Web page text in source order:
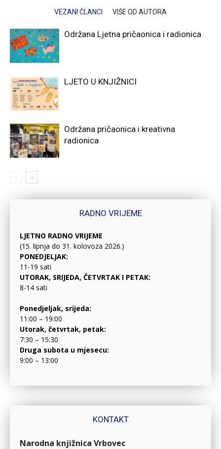
VEZANI ČLANCI VIŠE OD AUTORA
Održana Ljetna pričaonica i radionica
LJETO U KNJIŽNICI
Održana pričaonica i kreativna
radionica
RADNO VRIJEME
LJETNO RADNO VRIJEME
(15. lipnja do 31. kolovoza 2026.)
PONEDJELJAK:
11-19 sati
UTORAK, SRIJEDA, ČETVRTAK I PETAK:
8-14 sati
Ponedjeljak, srijeda:
11:00 – 19:00
Utorak, četvrtak, petak:
7:30 – 15:30
Druga subota u mjesecu:
9:00 – 13:00
KONTAKT
Narodna knjižnica Vrbovec